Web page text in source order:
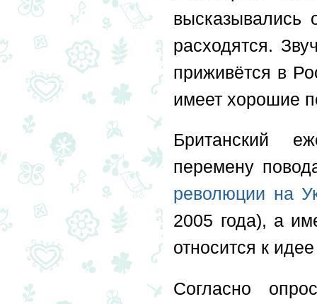
высказывались
расходятся.
приживётся в
имеет хорошие
Британский
перемену
революции на
2005 года), а
относится к
Согласно